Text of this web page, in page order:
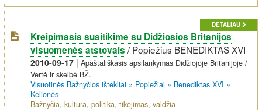
DETALIAU
Kreipimasis susitikime su Didžiosios Britanijos
visuomenės atstovais /Popiežius BENEDIKTAS XVI
2010-09-17 |Apaštališkasis apsilankymas Didžiojoje Britanijoje /
Vertė ir skelbė BŽ.
Visuotinės Bažnyčios ištekliai » Popiežiai » Benediktas XVI »
Kelionės
Bažnyčia,kultūra,politika,tikėjimas,valdžia